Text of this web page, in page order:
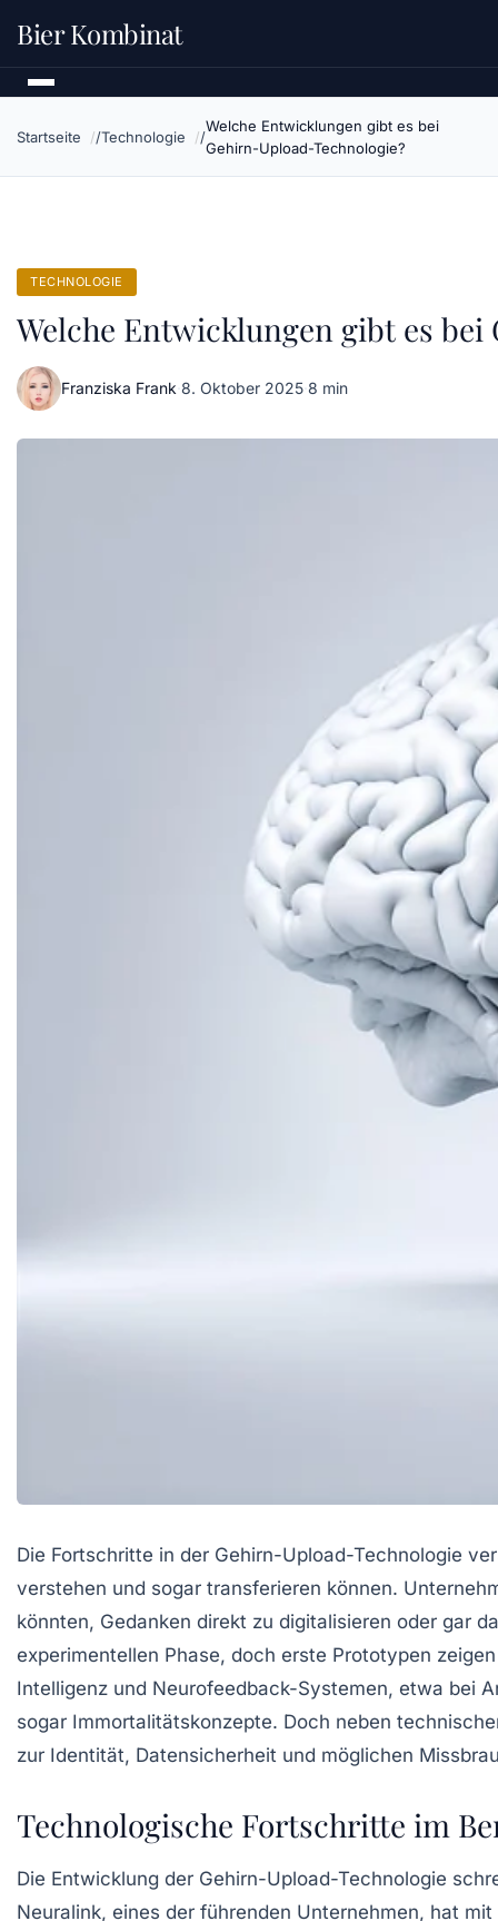
Bier Kombinat
Startseite Technologie
Welche Entwicklungen gibt es bei
Gehirn-Upload-Technologie?
TECHNOLOGIE
Welche Entwicklungen gibt es
Franziska Frank·8. Oktober 2025·8 min
Die Fortschritte in der Gehirn-Upload-Technologie
verstehen und sogar transferieren können.
könnten, Gedanken direkt zu digitalisieren oder gar
experimentellen Phase, doch erste Prototypen
Intelligenz und Neurofeedback-Systemen, etwa bei
sogar Immortalitätskonzepte. Doch neben
zur Identität, Datensicherheit und möglichen
Technologische Fortschritte im
Die Entwicklung der Gehirn-Upload-Technologie
Neuralink, eines der führenden Unternehmen, hat